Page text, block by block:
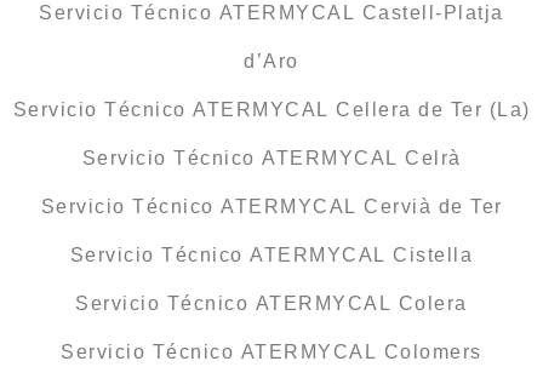
Servicio Técnico ATERMYCAL Castell-Platja
d’Aro
Servicio Técnico ATERMYCAL Cellera de Ter (La)
Servicio Técnico ATERMYCAL Celrà
Servicio Técnico ATERMYCAL Cervià de Ter
Servicio Técnico ATERMYCAL Cistella
Servicio Técnico ATERMYCAL Colera
Servicio Técnico ATERMYCAL Colomers